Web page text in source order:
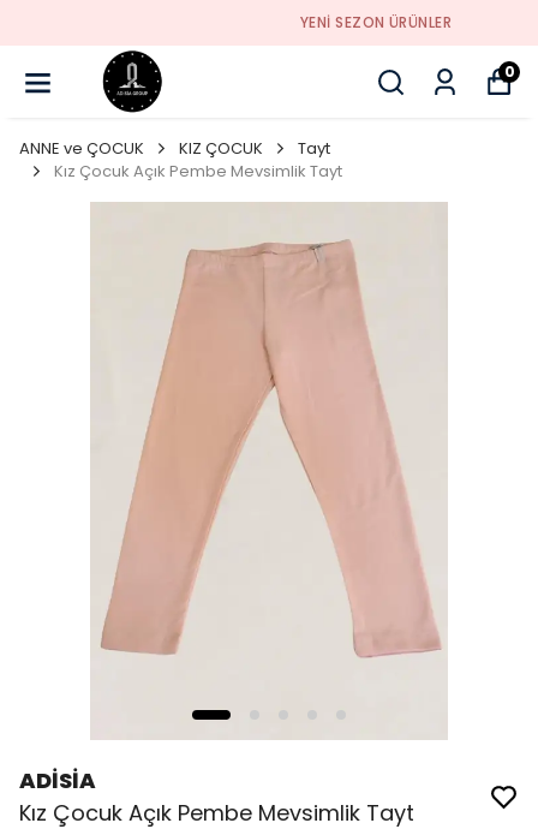
YENI SEZON ÜRÜNLER
0
ANNE ve ÇOCUK KIZ ÇOCUK
Tayt
Kız Çocuk Açık Pembe Mevsimlik Tayt
ADİSİA
Kız Çocuk Açık Pembe Mevsimlik Tayt